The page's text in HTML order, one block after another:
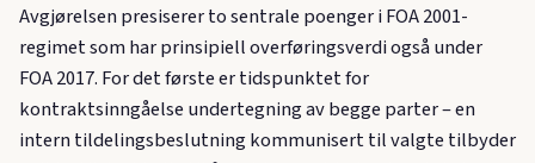
Avgjørelsen presiserer to sentrale poenger i FOA 2001-
regimet som har prinsipiell overføringsverdi også under
FOA 2017. For det første er tidspunktet for
kontraktsinngåelse undertegning av begge parter – en
intern tildelingsbeslutning kommunisert til valgte tilbyder